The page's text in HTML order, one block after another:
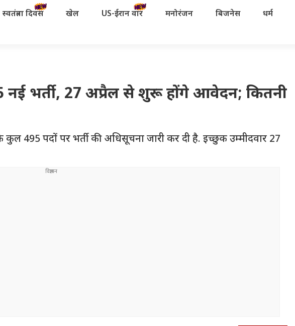
स्वतंत्रता दिवस खेल US-ईरान वॉर मनोरंजन बिजनेस धर्म
नई भर्ती, 27 अप्रैल से शुरू होंगे आवेदन; कितनी
कुल 495 पदों पर भर्ती की अधिसूचना जारी कर दी है. इच्छुक उम्मीदवार 27